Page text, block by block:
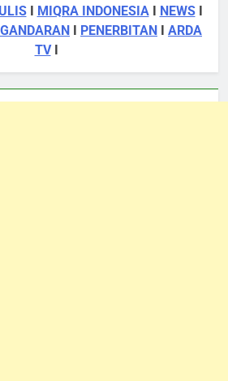
I MIQRA INDONESIAI NEWSI
I PENERBITAN I ARDA
TVI